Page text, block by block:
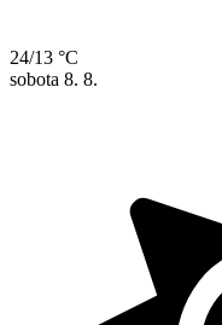
24/13 °C
sobota 8. 8.